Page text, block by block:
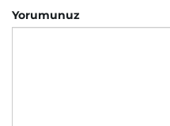
Yorumunuz